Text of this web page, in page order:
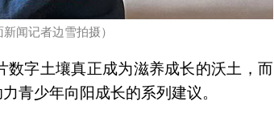
闻记者边雪拍摄）
数字土壤真正成为滋养成长的沃土，而
青少年向阳成长的系列建议。